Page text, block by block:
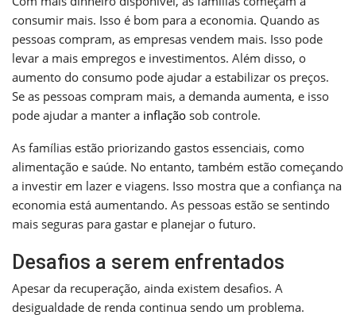
consumir mais. Isso é bom para a economia. Quando as
pessoas compram, as empresas vendem mais. Isso pode
levar a mais empregos e investimentos. Além disso, o
aumento do consumo pode ajudar a estabilizar os preços.
Se as pessoas compram mais, a demanda aumenta, e isso
pode ajudar a manter a inflação sob controle.
As famílias estão priorizando gastos essenciais, como
alimentação e saúde. No entanto, também estão começando
a investir em lazer e viagens. Isso mostra que a confiança na
economia está aumentando. As pessoas estão se sentindo
mais seguras para gastar e planejar o futuro.
Desafios a serem enfrentados
Apesar da recuperação, ainda existem desafios. A
desigualdade de renda continua sendo um problema.